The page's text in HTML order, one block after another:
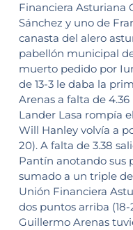
Financiera Asturiana
Sánchez y uno de
canasta del alero
pabellón municipal
muerto pedido por
de 13-3 le daba la
Arenas a falta de
Lander Lasa rompía
Will Hanley volvía a
20). A falta de 3.38
Pantín anotando sus
sumado a un triple
Unión Financiera
dos puntos arriba
Guillermo Arenas